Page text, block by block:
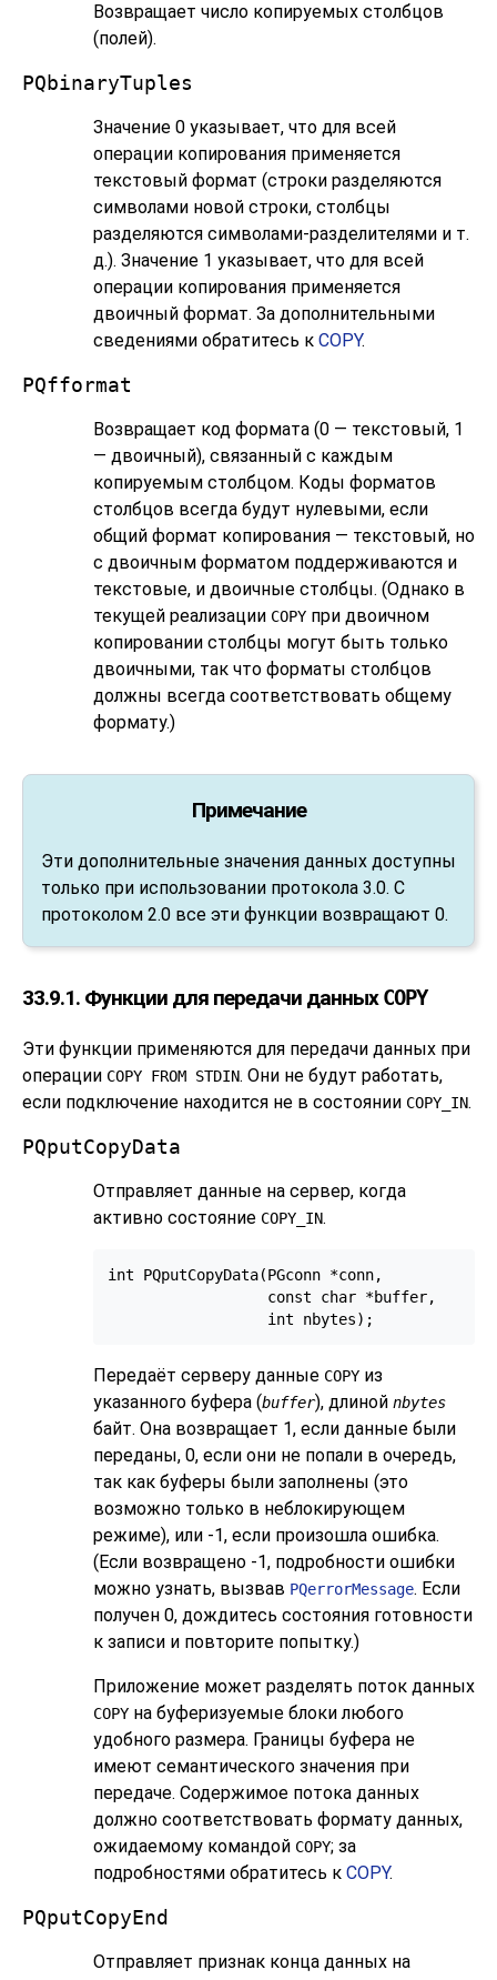
Возвращает число копируемых столбцов
(полей).
PQbinaryTuples
Значение 0 указывает, что для всей
операции копирования применяется
текстовый формат (строки разделяются
символами новой строки, столбцы
разделяются символами-разделителями и т.
д.). Значение 1 указывает, что для всей
операции копирования применяется
двоичный формат. За дополнительными
сведениями обратитесь к COPY.
PQfformat
Возвращает код формата (0 — текстовый, 1
— двоичный), связанный с каждым
копируемым столбцом. Коды форматов
столбцов всегда будут нулевыми, если
общий формат копирования — текстовый, но
с двоичным форматом поддерживаются и
текстовые, и двоичные столбцы. (Однако в
текущей реализации COPY при двоичном
копировании столбцы могут быть только
двоичными, так что форматы столбцов
должны всегда соответствовать общему
формату.)
Примечание
Эти дополнительные значения данных доступны
только при использовании протокола 3.0. С
протоколом 2.0 все эти функции возвращают 0.
33.9.1. Функции для передачи данныхCOPY
Эти функции применяются для передачи данных при
операции COPY FROM STDIN. Они не будут работать,
если подключение находится не в состоянии COPY_IN.
PQputCopyData
Отправляет данные на сервер, когда
активно состояние COPY_IN.
int PQputCopyData(PGconn *conn,
                  const char *buffer,
Передаёт серверу данные COPY из
указанного буфера (buffer), длиной nbytes
байт. Она возвращает 1, если данные были
переданы, 0, если они не попали в очередь,
так как буферы были заполнены (это
возможно только в неблокирующем
режиме), или -1, если произошла ошибка.
(Если возвращено -1, подробности ошибки
можно узнать, вызвав PQerrorMessage. Если
получен 0, дождитесь состояния готовности
к записи и повторите попытку.)
Приложение может разделять поток данных
COPY на буферизуемые блоки любого
удобного размера. Границы буфера не
имеют семантического значения при
передаче. Содержимое потока данных
должно соответствовать формату данных,
ожидаемому командой COPY; за
подробностями обратитесь к COPY.
PQputCopyEnd
Отправляет признак конца данных на